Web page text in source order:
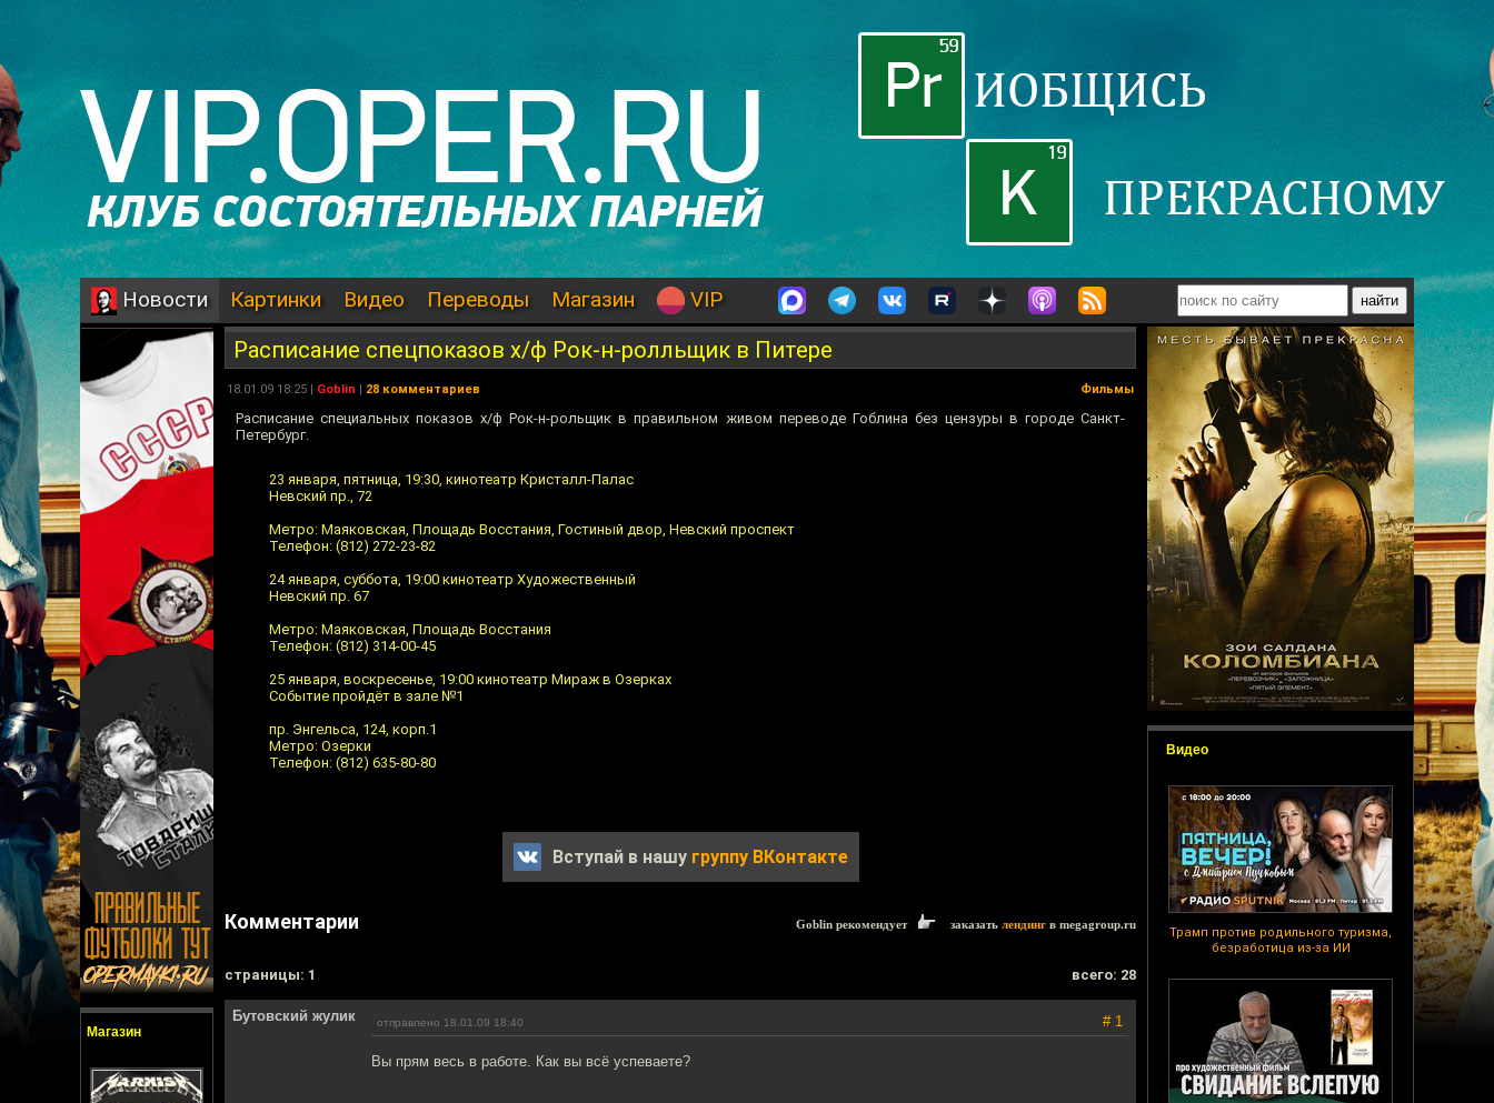
Новости Картинки Видео Переводы Магазин VIP
Магазин
Видео
Трамп против родильного туризма,
безработица из-за ИИ
Расписание спецпоказов х/ф Рок-н-ролльщик в Питере
18.01.09 18:25 | Goblin | 28 комментариев Фильмы
Расписание специальных показов х/ф Рок-н-рольщик в правильном живом переводе Гоблина без цензуры в городе Санкт-
Петербург.
23 января, пятница, 19:30, кинотеатр Кристалл-Палас
Невский пр., 72
Метро: Маяковская, Площадь Восстания, Гостиный двор, Невский проспект
Телефон: (812) 272-23-82
24 января, суббота, 19:00 кинотеатр Художественный
Невский пр. 67
Метро: Маяковская, Площадь Восстания
Телефон: (812) 314-00-45
25 января, воскресенье, 19:00 кинотеатр Мираж в Озерках
Событие пройдёт в зале №1
пр. Энгельса, 124, корп.1
Метро: Озерки
Телефон: (812) 635-80-80
Вступай в нашу группу ВКонтакте
Комментарии Goblin рекомендует заказать лендинг в megagroup.ru
cтраницы: 1 всего: 28
Бутовский жулик отправлено 18.01.09 18:40 # 1
Вы прям весь в работе. Как вы всё успеваете?